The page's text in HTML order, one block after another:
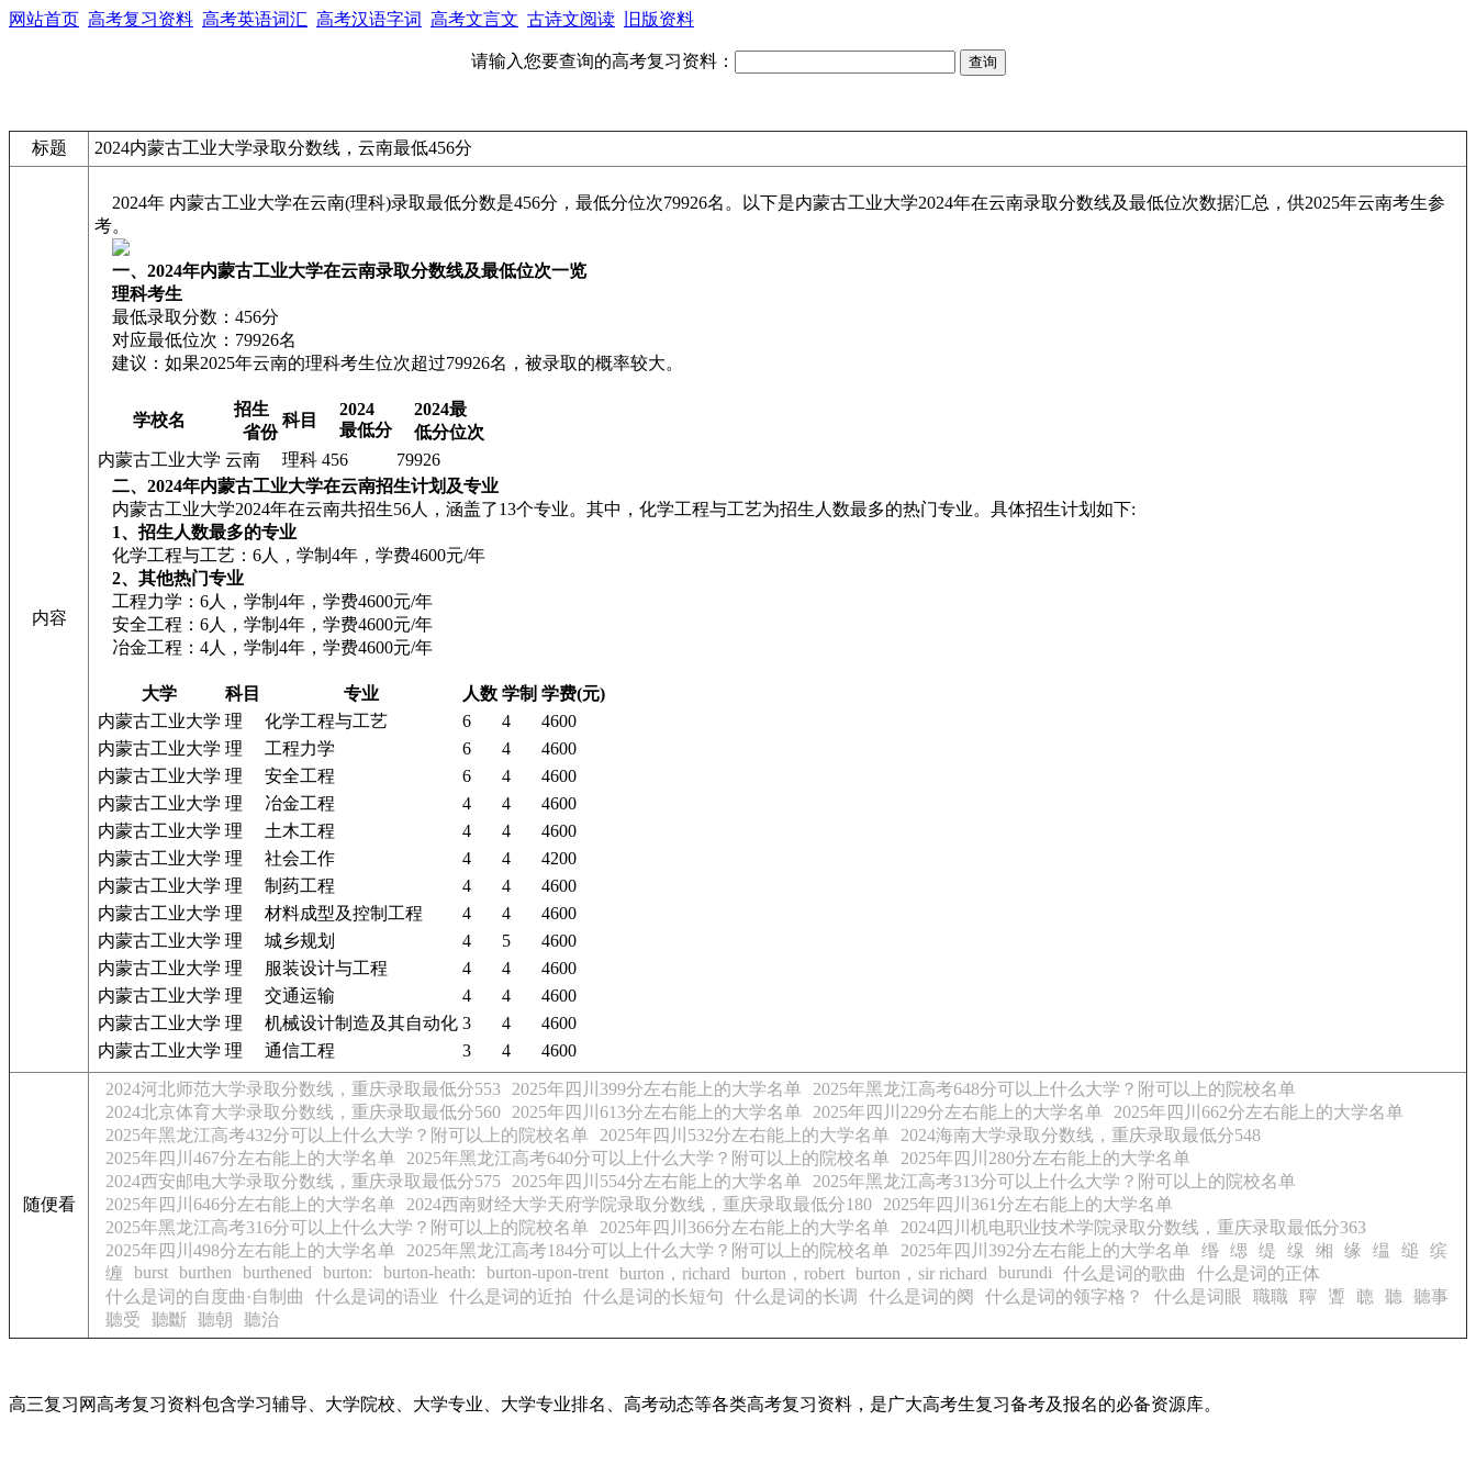
网站首页 高考复习资料 高考英语词汇 高考汉语字词 高考文言文 古诗文阅读 旧版资料
请输入您要查询的高考复习资料：
标题 2024内蒙古工业大学录取分数线，云南最低456分
内容
2024年 内蒙古工业大学在云南(理科)录取最低分数是456分，最低分位次79926名。以下是内蒙古工业大学2024年在云南录取分数线及最低位次数据汇总，供2025年云南考生参
考。
一、2024年内蒙古工业大学在云南录取分数线及最低位次一览
理科考生
最低录取分数：456分
对应最低位次：79926名
建议：如果2025年云南的理科考生位次超过79926名，被录取的概率较大。
学校名
招生
省份
科目
2024
最低分
2024最
低分位次
内蒙古工业大学 云南 理科 456
79926
二、2024年内蒙古工业大学在云南招生计划及专业
内蒙古工业大学2024年在云南共招生56人，涵盖了13个专业。其中，化学工程与工艺为招生人数最多的热门专业。具体招生计划如下:
1、招生人数最多的专业
化学工程与工艺：6人，学制4年，学费4600元/年
2、其他热门专业
工程力学：6人，学制4年，学费4600元/年
安全工程：6人，学制4年，学费4600元/年
冶金工程：4人，学制4年，学费4600元/年
大学 科目 专业 人数 学制 学费(元)
内蒙古工业大学 理 化学工程与工艺 6 4
4600
内蒙古工业大学 理 工程力学 6 4
4600
内蒙古工业大学 理 安全工程 6 4
4600
内蒙古工业大学 理 冶金工程 4 4
4600
内蒙古工业大学 理 土木工程 4 4
4600
内蒙古工业大学 理 社会工作 4 4
4200
内蒙古工业大学 理 制药工程 4 4
4600
内蒙古工业大学 理 材料成型及控制工程 4 4
4600
内蒙古工业大学 理 城乡规划 4 5
4600
内蒙古工业大学 理 服装设计与工程 4 4
4600
内蒙古工业大学 理 交通运输 4 4
4600
内蒙古工业大学 理 机械设计制造及其自动化 3 4
4600
内蒙古工业大学 理 通信工程 3 4 4600
随便看
2024河北师范大学录取分数线，重庆录取最低分553 2025年四川399分左右能上的大学名单
2025年黑龙江高考648分可以上什么大学？附可以上的院校名单
2024北京体育大学录取分数线，重庆录取最低分560
2025年四川613分左右能上的大学名单 2025年四川229分左右能上的大学名单
2025年四川662分左右能上的大学名单
2025年黑龙江高考432分可以上什么大学？附可以上的院校名单
2025年四川532分左右能上的大学名单
2024海南大学录取分数线，重庆录取最低分548
2025年四川467分左右能上的大学名单
2025年黑龙江高考640分可以上什么大学？附可以上的院校名单
2025年四川280分左右能上的大学名单
2024西安邮电大学录取分数线，重庆录取最低分575
2025年四川554分左右能上的大学名单
2025年黑龙江高考313分可以上什么大学？附可以上的院校名单
2025年四川646分左右能上的大学名单
2024西南财经大学天府学院录取分数线，重庆录取最低分180
2025年四川361分左右能上的大学名单
2025年黑龙江高考316分可以上什么大学？附可以上的院校名单
2025年四川366分左右能上的大学名单
2024四川机电职业技术学院录取分数线，重庆录取最低分363
2025年四川498分左右能上的大学名单
2025年黑龙江高考184分可以上什么大学？附可以上的院校名单 2025年四川392分左右能上的大学名单 缗 缌 缇 缐 缃 缘 缊 缒
缤
缠
burst burthen burthened burton: burton-heath: burton-upon-trent burton，richard burton，robert burton，sir richard burundi 什么是词的歌曲
什么是词的正体
什么是词的自度曲·自制曲
什么是词的语业 什么是词的近拍 什么是词的长短句 什么是词的长调 什么是词的阕 什么是词的领字格？ 什么是词眼 職職 聹 聻 聼 聽
聽事
聽受
聽斷 聽朝 聽治
高三复习网高考复习资料包含学习辅导、大学院校、大学专业、大学专业排名、高考动态等各类高考复习资料，是广大高考生复习备考及报名的必备资源库。